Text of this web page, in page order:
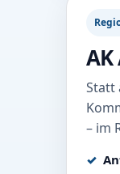
Statt
– im